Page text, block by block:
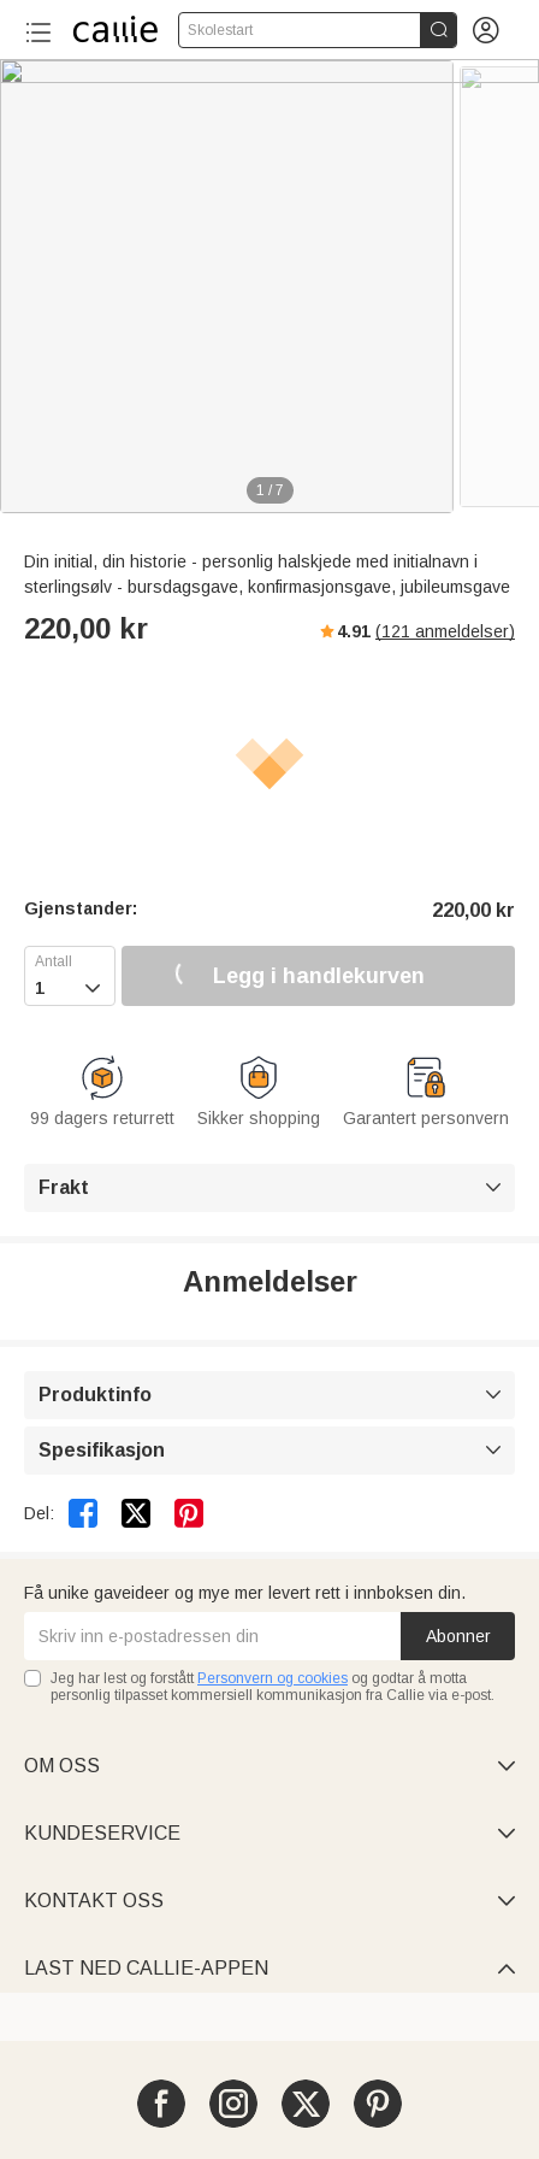
Skolestart  
1 / 7
Din initial, din historie - personlig halskjede med initialnavn i
sterlingsølv - bursdagsgave, konfirmasjonsgave, jubileumsgave
220,00 kr 4.91 (121 anmeldelser)
Gjenstander: 220,00 kr
 Legg i handlekurven
99 dagers returrett Sikker shopping Garantert personvern
Frakt 
Anmeldelser
Produktinfo 
Spesifikasjon 
Del:  
Få unike gaveideer og mye mer levert rett i innboksen din.
Abonner
Jeg har lest og forstått Personvern og cookies og godtar å motta
personlig tilpasset kommersiell kommunikasjon fra Callie via e-post.
OM OSS 
KUNDESERVICE 
KONTAKT OSS 
LAST NED CALLIE-APPEN 